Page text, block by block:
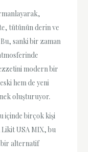
tütünün derin ve
sanki bir zaman
modern bir
hem de yeni
oluşturuyor.
içinde birçok kişi
Likit USA MIX, bu
bir alternatif